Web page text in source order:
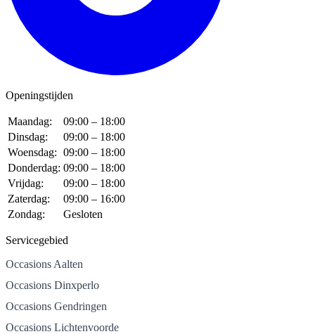
Openingstijden
Maandag:
09:00 – 18:00
Dinsdag:
09:00 – 18:00
Woensdag: 09:00 – 18:00
Donderdag: 09:00 – 18:00
Vrijdag:
09:00 – 18:00
Zaterdag:
09:00 – 16:00
Zondag:
Gesloten
Servicegebied
Occasions Aalten
Occasions Dinxperlo
Occasions Gendringen
Occasions Lichtenvoorde